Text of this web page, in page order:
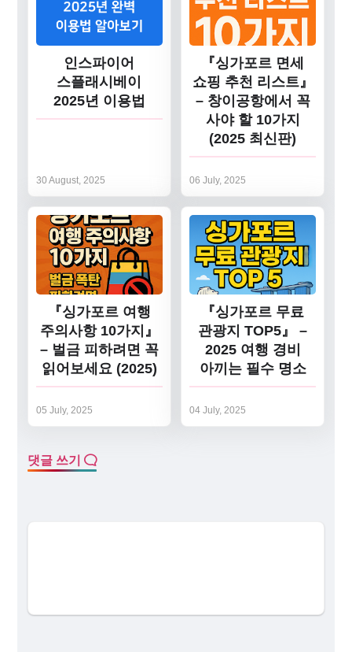
인스파이어
스플래시베이
2025년 이용법
30 August, 2025
『싱가포르 면세
쇼핑 추천 리스트』
– 창이공항에서 꼭
사야 할 10가지
(2025 최신판)
06 July, 2025
『싱가포르 여행
주의사항 10가지』
– 벌금 피하려면 꼭
읽어보세요 (2025)
05 July, 2025
『싱가포르 무료
관광지 TOP5』 –
2025 여행 경비
아끼는 필수 명소
04 July, 2025
댓글 쓰기